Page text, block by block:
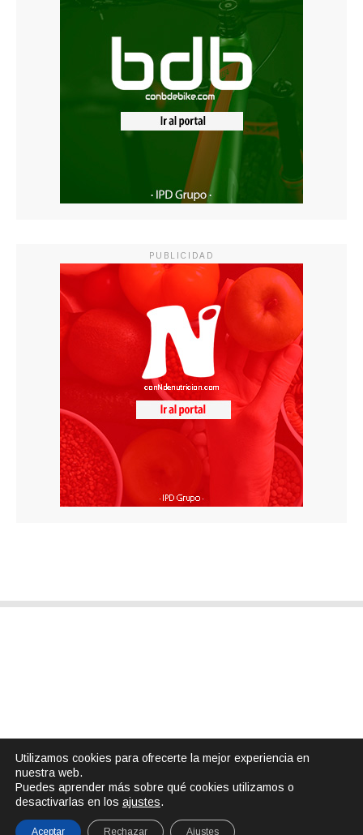
PUBLICIDAD
Utilizamos cookies para ofrecerte la mejor experiencia en
nuestra web.
Puedes aprender más sobre qué cookies utilizamos o
desactivarlas en los ajustes.
Aceptar Rechazar Ajustes